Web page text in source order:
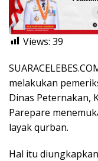
Views: 39
melakukan
Dinas Peternakan,
Parepare
layak qurban.
Hal itu